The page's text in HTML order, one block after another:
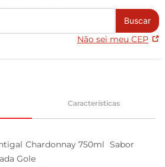
Buscar
Não sei meu CEP
Características
Chardonnay 750ml  Sabor
Gole